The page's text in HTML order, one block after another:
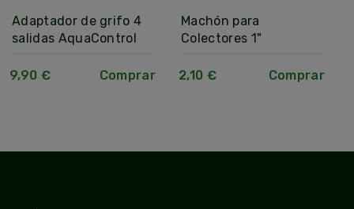
Adaptador de grifo 4
salidas AquaControl
9,90 € Comprar
Machón para
Colectores 1"
2,10 € Comprar